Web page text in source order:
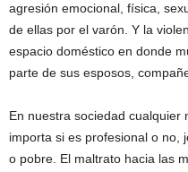
agresión emocional, física,
de ellas por el varón. Y la
espacio doméstico en donde
parte de sus esposos,
En nuestra sociedad
importa si es profesional o no,
o pobre. El maltrato hacia las